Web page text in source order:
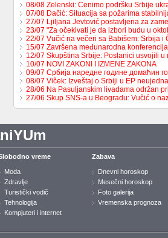
08/08 Zelenski: Cenimo podršku Srbije
07/08 Dačić: Situacija sa požarima
27/07 Ljiljana Jevtović postavljena za
23/07 "Za očekivati je da izbori budu u
22/07 Vučić na večeri sa Babišem: Srbija
15/07 Završena međunarodna
12/07 Skupština Srbije: Poslanici usvojili
10/07 NOVI ZAKONI I IZMENE ZAKONA
09/07 Србија наредне године домаћин
08/07 Viček: Izveštaj o Srbiji u EP
28/06 Na Pasuljanskim livadama održan
27/06 Skup SNS-a u Beogradu: Vučić o
vreme
Moda
Zdravlje
Turistički vodič
Tehnologija
Kompjuteri i internet
Zabava
Dnevni horoskop
Mesečni horoskop
Foto galerija
Vremenska prognoza